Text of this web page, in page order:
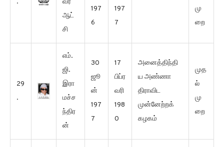
ஆட்
சி
197
6
197
7
மு
றை
29
.
எம்.
ஜி.
இரா
மச்ச
ந்திர
ன்
30
ஜூ
ன்
197
7
17
பிப்ர
வரி
198
0
அனைத்திந்தி
ய அண்ணா
திராவிட
முன்னேற்றக்
கழகம்
முத
ல்
மு
றை